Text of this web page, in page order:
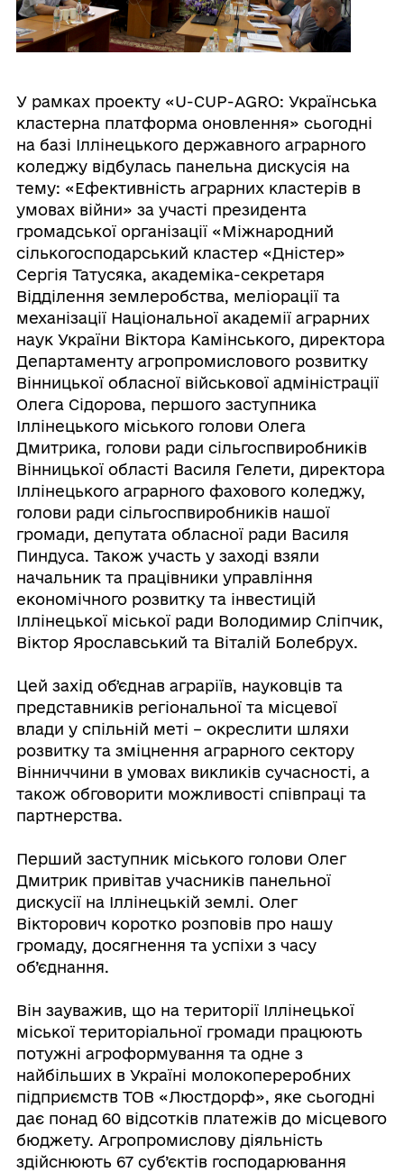
У рамках проекту «U-CUP-AGRO: Українська
кластерна платформа оновлення» сьогодні
на базі Іллінецького державного аграрного
коледжу відбулась панельна дискусія на
тему: «Ефективність аграрних кластерів в
умовах війни» за участі президента
громадської організації «Міжнародний
сількогосподарський кластер «Дністер»
Сергія Татусяка, академіка-секретаря
Відділення землеробства, меліорації та
механізації Національної академії аграрних
наук України Віктора Камінського, директора
Департаменту агропромислового розвитку
Вінницької обласної військової адміністрації
Олега Сідорова, першого заступника
Іллінецького міського голови Олега
Дмитрика, голови ради сільгоспвиробників
Вінницької області Василя Гелети, директора
Іллінецького аграрного фахового коледжу,
голови ради сільгоспвиробників нашої
громади, депутата обласної ради Василя
Пиндуса. Також участь у заході взяли
начальник та працівники управління
економічного розвитку та інвестицій
Іллінецької міської ради Володимир Сліпчик,
Віктор Ярославський та Віталій Болебрух.
Цей захід обʼєднав аграріїв, науковців та
представників регіональної та місцевої
влади у спільній меті – окреслити шляхи
розвитку та зміцнення аграрного сектору
Вінниччини в умовах викликів сучасності, а
також обговорити можливості співпраці та
партнерства.
Перший заступник міського голови Олег
Дмитрик привітав учасників панельної
дискусії на Іллінецькій землі. Олег
Вікторович коротко розповів про нашу
громаду, досягнення та успіхи з часу
об’єднання.
Він зауважив, що на території Іллінецької
міської територіальної громади працюють
потужні агроформування та одне з
найбільших в Україні молокопереробних
підприємств ТОВ «Люстдорф», яке сьогодні
дає понад 60 відсотків платежів до місцевого
бюджету. Агропромислову діяльність
здійснюють 67 суб’єктів господарювання